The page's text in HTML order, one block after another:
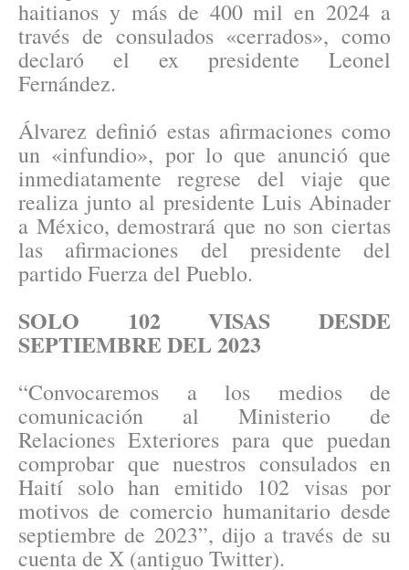
haitianos y más de 400 mil en 2024 a
través de consulados «cerrados», como
declaró el ex presidente Leonel
Fernández.
Álvarez definió estas afirmaciones como
un «infundio», por lo que anunció que
inmediatamente regrese del viaje que
realiza junto al presidente Luis Abinader
a México, demostrará que no son ciertas
las afirmaciones del presidente del
partido Fuerza del Pueblo.
SOLO 102 VISAS DESDE
SEPTIEMBRE DEL 2023
“Convocaremos a los medios de
comunicación al Ministerio de
Relaciones Exteriores para que puedan
comprobar que nuestros consulados en
Haití solo han emitido 102 visas por
motivos de comercio humanitario desde
septiembre de 2023”, dijo a través de su
cuenta de X (antiguo Twitter).